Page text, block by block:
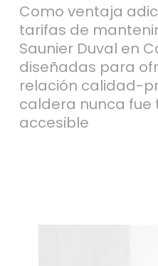
Como ventaja
tarifas de
Saunier Duval en
diseñadas para
relación calidad-
caldera nunca fue
accesible